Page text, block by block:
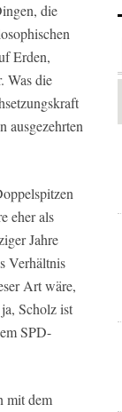
die
Erden,
Was die
ausgezehrten
eher als
Jahre
Verhältnis
Art wäre,
Scholz ist
SPD-
mit dem